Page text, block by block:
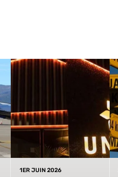
1ER JUIN 2026